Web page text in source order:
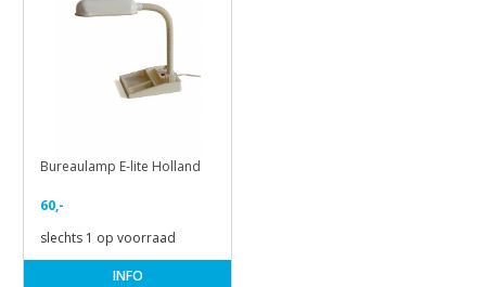
Bureaulamp E-lite Holland
60,-
slechts 1 op voorraad
INFO